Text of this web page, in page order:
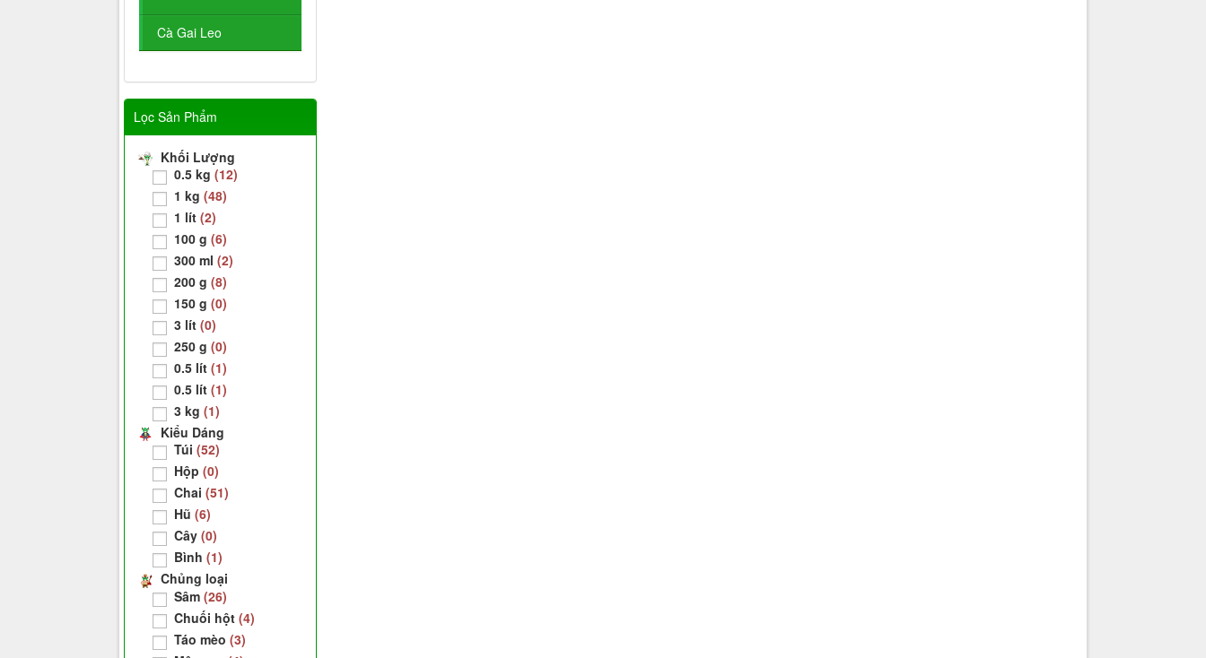
Cà Gai Leo
Lọc Sản Phẩm
Khối Lượng
0.5 kg (12)
1 kg (48)
1 lít (2)
100 g (6)
300 ml (2)
200 g (8)
150 g (0)
3 lít (0)
250 g (0)
0.5 lít (1)
0.5 lít (1)
3 kg (1)
Kiểu Dáng
Túi (52)
Hộp (0)
Chai (51)
Hũ (6)
Cây (0)
Bình (1)
Chủng loại
Sâm (26)
Chuối hột (4)
Táo mèo (3)